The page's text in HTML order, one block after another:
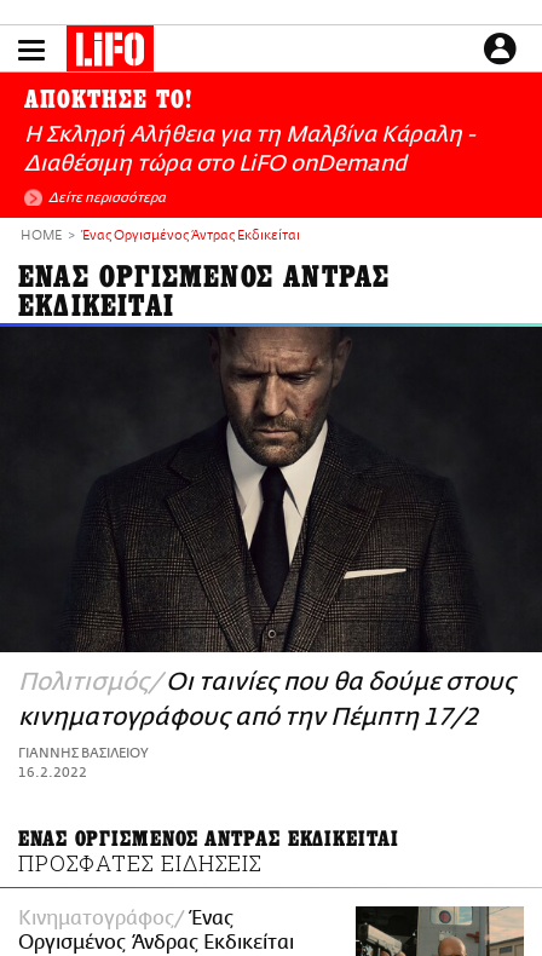
το
ΜΙΚΡΟΠΡΑΓΜΑΤΑ
THE GOOD LIFO
LIFOLAND
CITY GUIDE
ΕΙΔΗΣΕΙΣ
CULTURE
ΑΠΟΨΕΙΣ
ΤΡΟΠΟΣ ΖΩΗΣ
PODCASTS
Plus
ΑΠΟΚΤΗΣΕ ΤΟ!
Η Σκληρή Αλήθεια για τη Μαλβίνα Κάραλη -
Διαθέσιμη τώρα στo LiFO onDemand
Δείτε περισσότερα
HOME Ένας Οργισμένος Άντρας Εκδικείται
ΕΝΑΣ ΟΡΓΙΣΜΕΝΟΣ ΑΝΤΡΑΣ
ΕΚΔΙΚΕΙΤΑΙ
Πολιτισμός Οι ταινίες που θα δούμε στους
κινηματογράφους από την Πέμπτη 17/2
ΓΙΑΝΝΗΣ ΒΑΣΙΛΕΙΟΥ
16.2.2022
ΕΝΑΣ ΟΡΓΙΣΜΕΝΟΣ ΑΝΤΡΑΣ ΕΚΔΙΚΕΙΤΑΙ
ΠΡΟΣΦΑΤΕΣ ΕΙΔΗΣΕΙΣ
Κινηματογράφος Ένας
Οργισμένος Άνδρας Εκδικείται